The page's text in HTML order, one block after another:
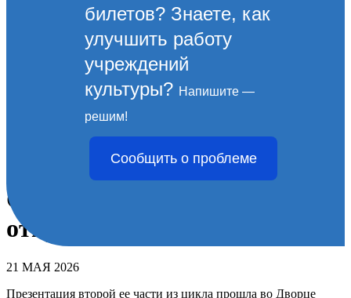
билетов? Знаете, как
улучшить работу
учреждений
культуры? Напишите —
решим!
Сообщить о проблеме
Новороссийцы
познакомились с новой
книгой писателя Вячеслава
Сбитнева - "Последний день
отпуска".
21 МАЯ 2026
Презентация второй ее части из цикла прошла во Дворце